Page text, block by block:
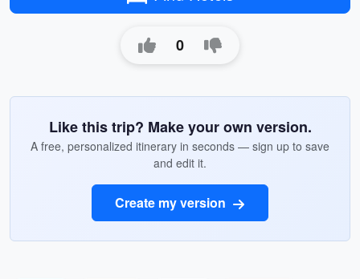
0
Like this trip? Make your own version.
A free, personalized itinerary in seconds — sign up to save
and edit it.
Create my version